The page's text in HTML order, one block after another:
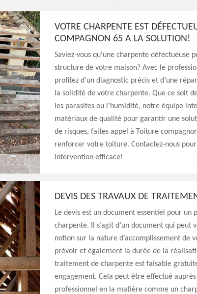
VOTRE CHARPENTE EST
COMPAGNON 65 A LA SOLUTION!
Saviez-vous qu'une charpente défectueuse
structure de votre maison? Avec le
profitez d’un diagnostic précis et d’une
la solidité de votre charpente. Que ce soit
les parasites ou l’humidité, notre équipe
matériaux de qualité pour garantir une
de risques, faites appel à Toiture
renforcer votre toiture. Contactez-nous
intervention efficace!
DEVIS DES TRAVAUX DE
Le devis est un document essentiel pour
charpente. Il s’agit d’un document qui peut
notion sur la nature d’accomplissement de
prévoir et également la durée de la
traitement de charpente est faisable
engagement. Cela peut être effectué
professionnel en la matière comme un